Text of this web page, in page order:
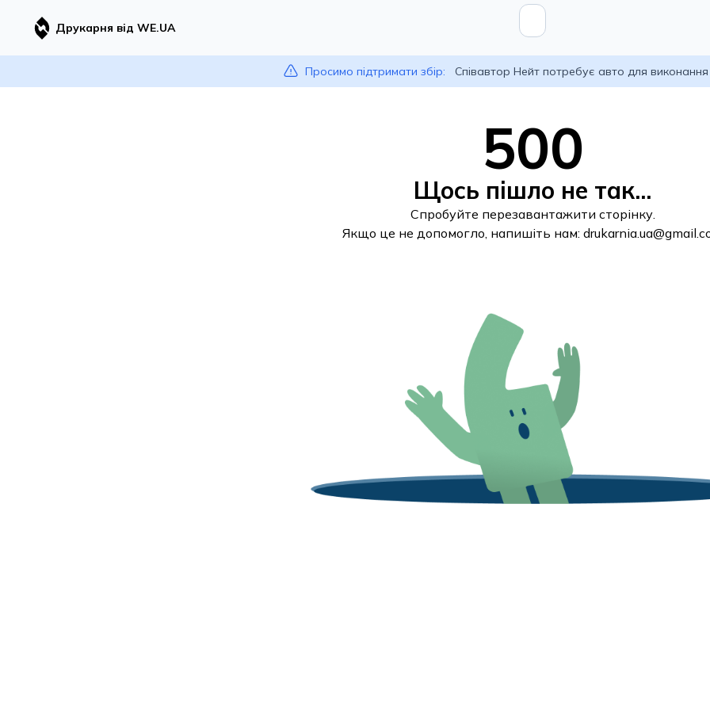
Друкарня від WE.UA
Просимо підтримати збір: Співавтор Нейт потребує авто для
500
Щось пішло не так...
Спробуйте перезавантажити сторінку.
Якщо це не допомогло, напишіть нам: